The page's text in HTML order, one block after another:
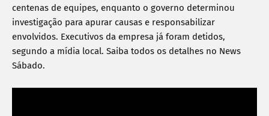
centenas de equipes, enquanto o governo determinou
investigação para apurar causas e responsabilizar
envolvidos. Executivos da empresa já foram detidos,
segundo a mídia local. Saiba todos os detalhes no News
Sábado.